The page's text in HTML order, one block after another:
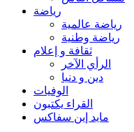
رياضة
رياضة عالمية
رياضة وطنية
ثقافة و إعلام
الرأي الآخر
دين و دنيا
الوفيات
القراء يكتبون
مايد إين سفاكس